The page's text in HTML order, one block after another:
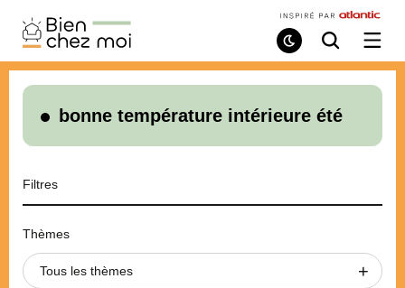
Bien
Chez
Moi
Mode
de
Recherche
/
le
bonne température intérieure été
Filtres
Thèmes
Tous les thèmes